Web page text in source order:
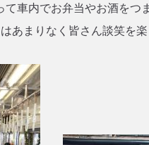
て車内でお弁当やお酒を
あまりなく皆さん談笑を